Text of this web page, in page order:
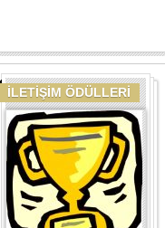
İLETİŞİM ÖDÜLLERİ